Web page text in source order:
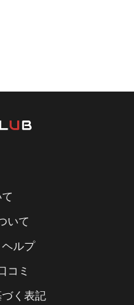
いて
ルプ
コミ
く表記